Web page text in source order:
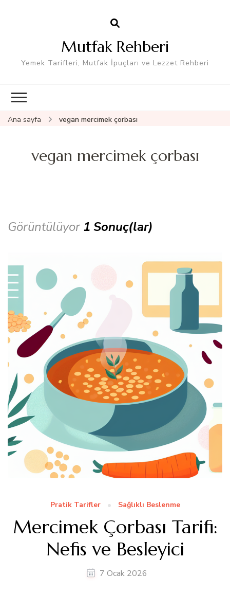
Mutfak Rehberi
Yemek Tarifleri, Mutfak İpuçları ve Lezzet Rehberi
Ana sayfa vegan mercimek çorbası
vegan mercimek çorbası
Görüntülüyor 1 Sonuç(lar)
Pratik Tarifler Sağlıklı Beslenme
Mercimek Çorbası Tarifi:
Nefis ve Besleyici
7 Ocak 2026